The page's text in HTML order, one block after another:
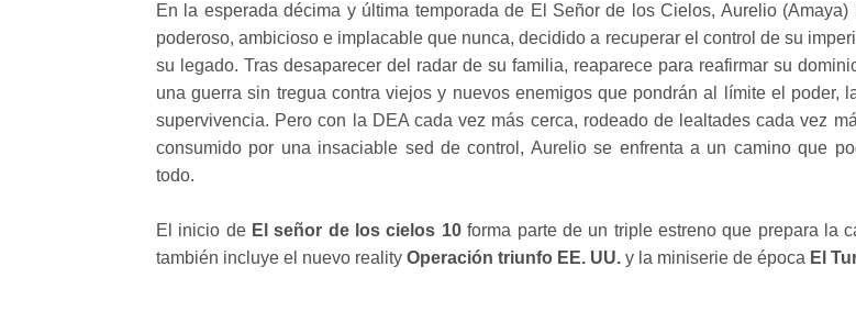
En la esperada décima y última temporada de El Señor de los Cielos, Aurelio (Amaya)
poderoso, ambicioso e implacable que nunca, decidido a recuperar el control de su
su legado. Tras desaparecer del radar de su familia, reaparece para reafirmar su
una guerra sin tregua contra viejos y nuevos enemigos que pondrán al límite el poder,
supervivencia. Pero con la DEA cada vez más cerca, rodeado de lealtades cada vez
consumido por una insaciable sed de control, Aurelio se enfrenta a un camino que
todo.
El inicio de El señor de los cielos 10forma parte de un triple estreno que prepara la
también incluye el nuevo reality Operación triunfo EE. UU. y la miniserie de época El